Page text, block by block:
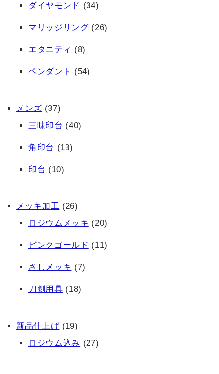
ダイヤモンド (34)
マリッジリング(26)
エタニティ (8)
ペンダント (54)
メンズ (37)
三味印台 (40)
角印台 (13)
印台 (10)
メッキ加工 (26)
ロジウムメッキ (20)
ピンクゴールド (11)
さしメッキ (7)
刀剣用具 (18)
新品仕上げ (19)
ロジウム込み (27)